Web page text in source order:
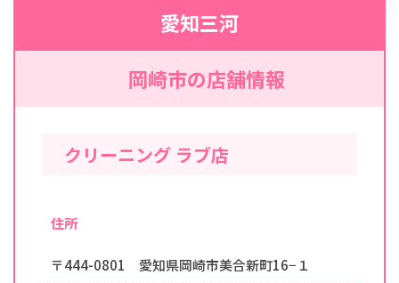
愛知三河
岡崎市の店舗情報
クリーニング ラブ店
住所
〒444-0801 愛知県岡崎市美合新町16−１